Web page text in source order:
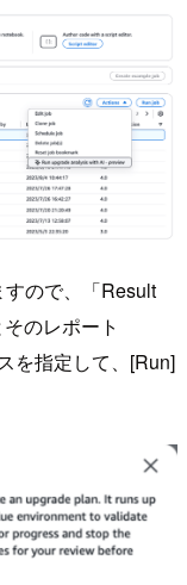
ので、「Result
のレポート
を指定して、[Run]